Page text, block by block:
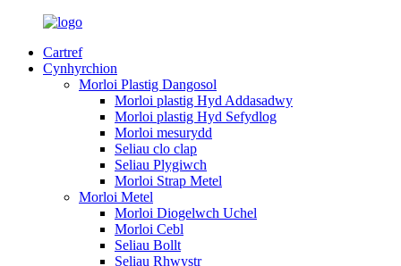
Cartref
Cynhyrchion
Morloi Plastig Dangosol
Morloi plastig Hyd Addasadwy
Morloi plastig Hyd Sefydlog
Morloi mesurydd
Seliau clo clap
Seliau Plygiwch
Morloi Strap Metel
Morloi Metel
Morloi Diogelwch Uchel
Morloi Cebl
Seliau Bollt
Seliau Rhwystr